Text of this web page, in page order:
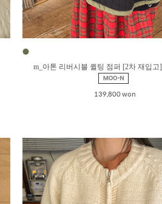
●
m_아톤 리버시블 퀼팅 점퍼 [2차 재입고]
139,800 won